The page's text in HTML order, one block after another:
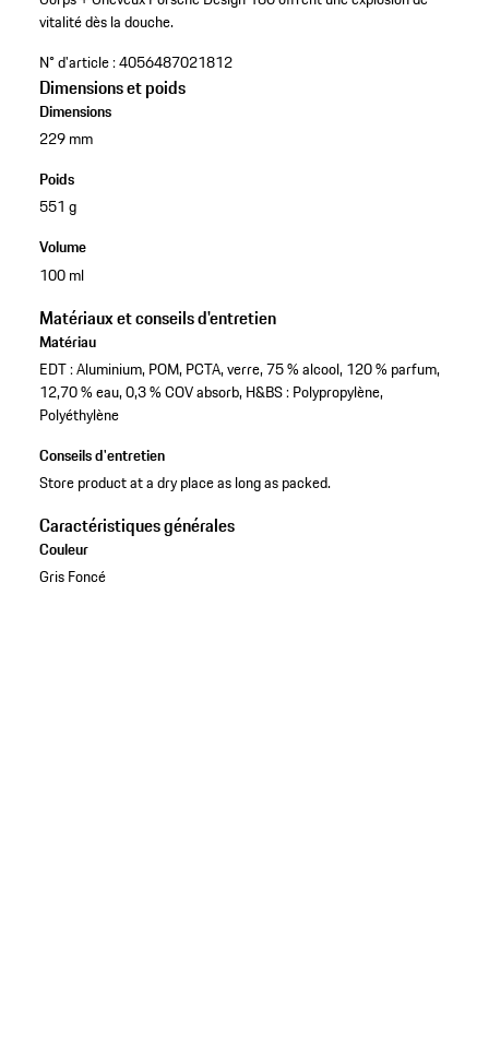
vitalité dès la douche.
N° d'article :4056487021812
Dimensions et poids
Dimensions
229 mm
Poids
551 g
Volume
100 ml
Matériaux et conseils d'entretien
Matériau
EDT : Aluminium, POM, PCTA, verre, 75 % alcool, 120 % parfum,
12,70 % eau, 0,3 % COV absorb, H&BS : Polypropylène,
Polyéthylène
Conseils d'entretien
Store product at a dry place as long as packed.
Caractéristiques générales
Couleur
Gris Foncé